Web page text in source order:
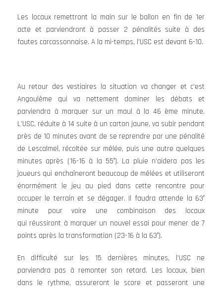
Les locaux remettront la main sur le ballon en fin de 1er
acte et parviendront à passer 2 pénalités suite à des
fautes carcassonnaise. A la mi-temps, l’USC est devant 6-10.
Au retour des vestiaires la situation va changer et c’est
Angoulême qui va nettement dominer les débats et
parviendra à marquer sur un maul à la 46 ème minute.
L’USC, réduite à 14 suite à un carton jaune, va subir pendant
près de 10 minutes avant de se reprendre par une pénalité
de Lescalmel, récoltée sur mêlée, puis une autre quelques
minutes après (16-16 à la 55′). La pluie n’aidera pas les
joueurs qui enchaîneront beaucoup de mêlées et utiliseront
énormément le jeu au pied dans cette rencontre pour
occuper le terrain et se dégager. Il faudra attende la 63′
minute pour voire une combinaison des locaux
qui réussiront à marquer un nouvel essai pour mener de 7
points après la transformation (23-16 à la 63′).
En difficulté sur les 15 dernières minutes, l’USC ne
parviendra pas à remonter son retard. Les locaux, bien
dans le rythme, assureront le score et passeront une